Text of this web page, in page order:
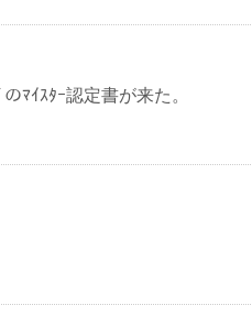
ﾏｲｽﾀｰ認定書が来た。